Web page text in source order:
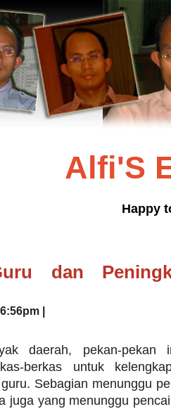
Alfi'S
Happy
dan
|
daerah, pekan-pekan
berkas untuk
Sebagian menunggu
juga yang menunggu